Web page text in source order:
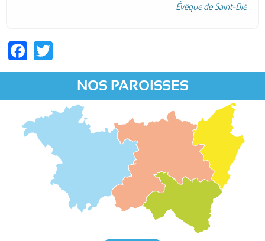
Évêque de Saint-Dié
Facebook
NOS PAROISSES